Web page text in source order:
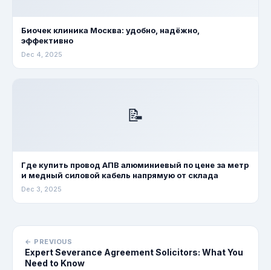
Биочек клиника Москва: удобно, надёжно,
эффективно
Dec 4, 2025
📝
Где купить провод АПВ алюминиевый по цене за метр
и медный силовой кабель напрямую от склада
Dec 3, 2025
← PREVIOUS
Expert Severance Agreement Solicitors: What You
Need to Know